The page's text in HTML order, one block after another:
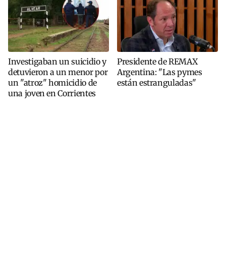
Investigaban un suicidio y
detuvieron a un menor por
un "atroz" homicidio de
una joven en Corrientes
Presidente de REMAX
Argentina: "Las pymes
están estranguladas"